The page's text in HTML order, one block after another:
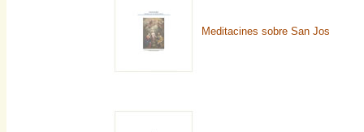
Meditacines sobre San Jos